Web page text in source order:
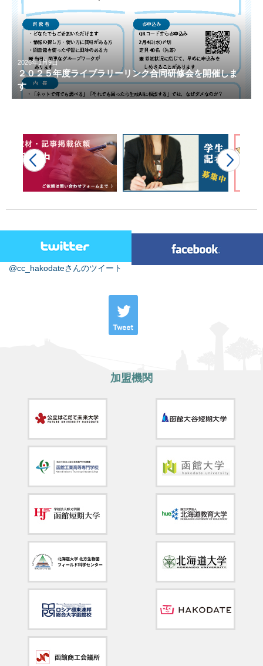
2026年1月9日
２０２５年度ライブラリーリンク合同研修会を開催しま
す
@cc_hakodateさんのツイート
加盟機関